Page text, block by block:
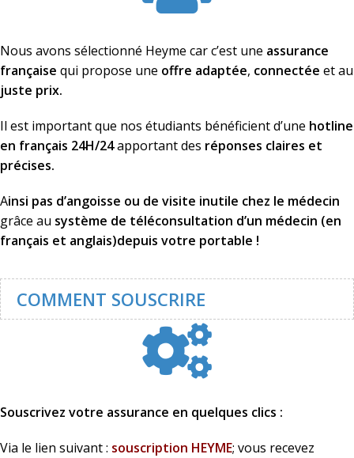
Nous avons sélectionné Heyme car c’est une assurance
française qui propose une offre adaptée, connectée et au
juste prix.
Il est important que nos étudiants bénéficient d’une hotline
en français 24H/24apportant des réponses claires et
précises.
Ainsi pas d’angoisse ou de visite inutile chez le médecin
grâce au système de téléconsultation d’un médecin (en
français et anglais)depuis votre portable !
COMMENT SOUSCRIRE
Souscrivez votre assurance en quelques clics :
Via le lien suivant : souscription HEYME; vous recevez